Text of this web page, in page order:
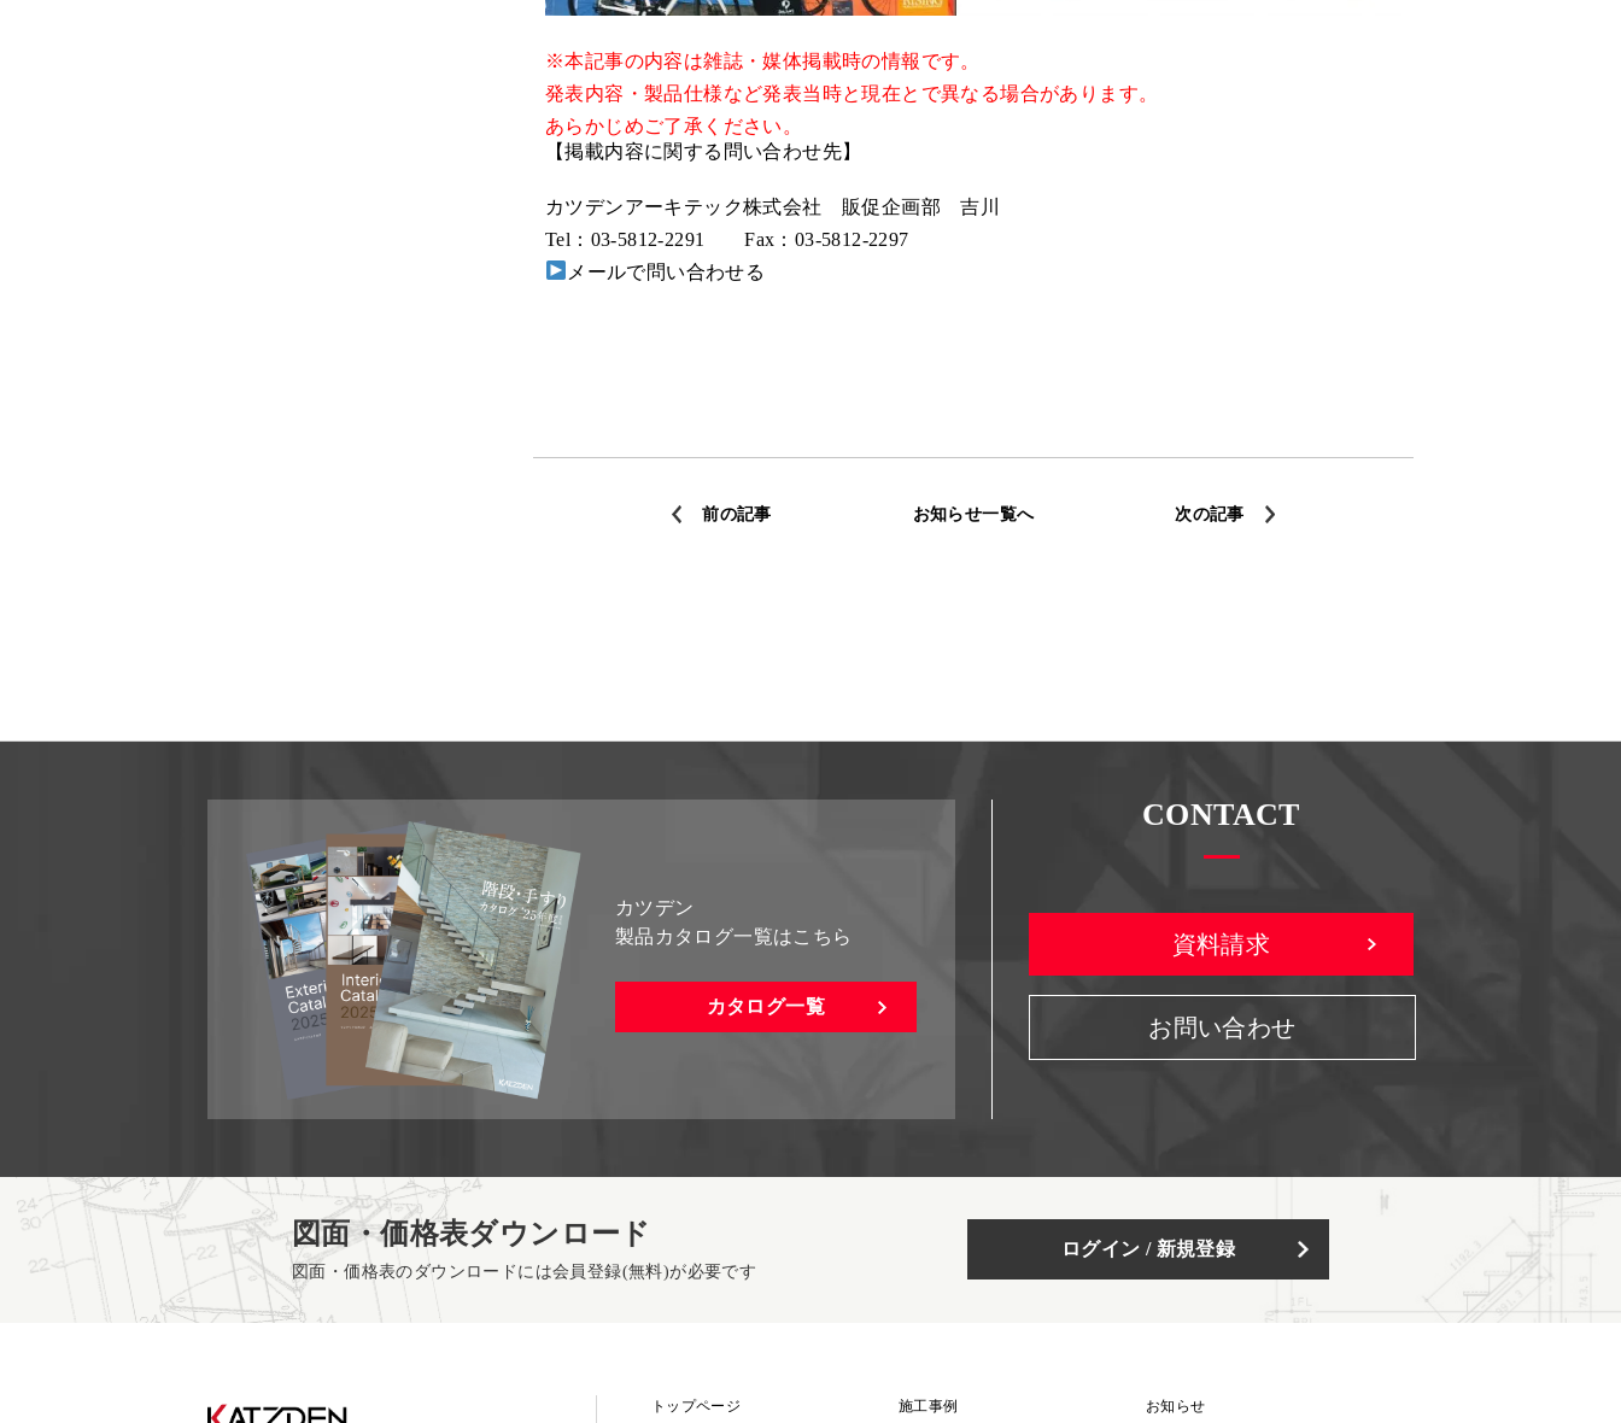
※本記事の内容は雑誌・媒体掲載時の情報です。
発表内容・製品仕様など発表当時と現在とで異なる場合があります。
あらかじめご了承ください。
【掲載内容に関する問い合わせ先】
カツデンアーキテック株式会社 販促企画部 吉川
Tel：03-5812-2291 Fax：03-5812-2297
メールで問い合わせる
前の記事 お知らせ一覧へ 次の記事
カツデン
製品カタログ一覧はこちら
カタログ一覧
CONTACT
資料請求
お問い合わせ
図面・価格表ダウンロード
図面・価格表のダウンロードには会員登録(無料)が必要です
ログイン / 新規登録
トップページ 施工事例 お知らせ